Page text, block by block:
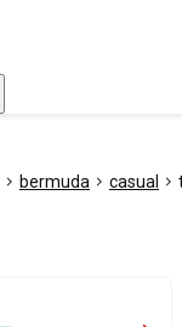
bermuda casual